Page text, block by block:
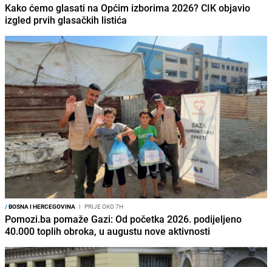
Kako ćemo glasati na Općim izborima 2026? CIK objavio
izgled prvih glasačkih listića
/BOSNA I HERCEGOVINA I PRIJE OKO 7H
Pomozi.ba pomaže Gazi: Od početka 2026. podijeljeno
40.000 toplih obroka, u augustu nove aktivnosti